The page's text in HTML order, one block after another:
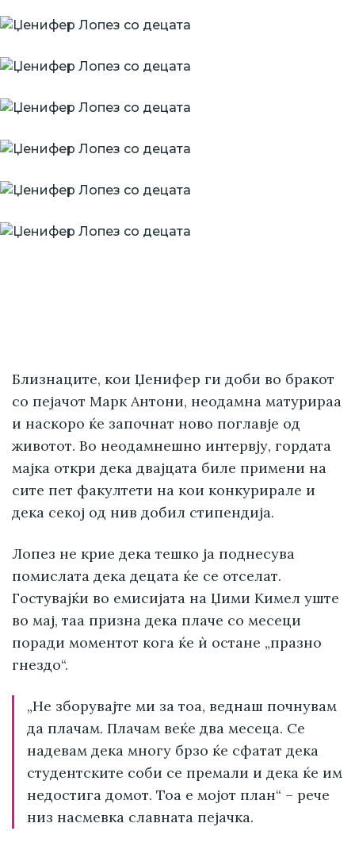
Близнаците, кои Џенифер ги доби во бракот
со пејачот Марк Антони, неодамна матурираа
и наскоро ќе започнат ново поглавје од
животот. Во неодамнешно интервју, гордата
мајка откри дека двајцата биле примени на
сите пет факултети на кои конкурирале и
дека секој од нив добил стипендија.
Лопез не крие дека тешко ја поднесува
помислата дека децата ќе се отселат.
Гостувајќи во емисијата на Џими Кимел уште
во мај, таа призна дека плаче со месеци
поради моментот кога ќе ѝ остане „празно
гнездо“.
„Не зборувајте ми за тоа, веднаш почнувам
да плачам. Плачам веќе два месеца. Се
надевам дека многу брзо ќе сфатат дека
студентските соби се премали и дека ќе им
недостига домот. Тоа е мојот план“ – рече
низ насмевка славната пејачка.